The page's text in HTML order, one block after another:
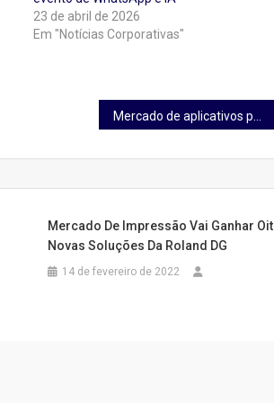
23 de abril de 2026
Em "Notícias Corporativas"
Mercado de aplicativos para motoboys tem crescimento acelerado
Mercado De Impressão Vai Ganhar
Novas Soluções Da Roland DG
14 de fevereiro de 2022